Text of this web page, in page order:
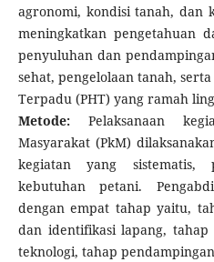
agronomi, kondisi tanah, dan
meningkatkan pengetahuan
penyuluhan dan
sehat, pengelolaan tanah,
Terpadu (PHT) yang ramah
Metode:Pelaksanaan
Masyarakat (PkM)
kegiatan yang sistematis,
kebutuhan petani.
dengan empat tahap yaitu,
dan identifikasi lapang,
teknologi, tahap